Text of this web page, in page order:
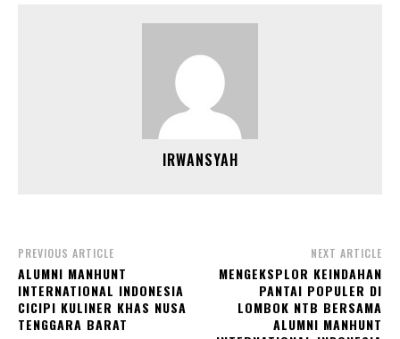
IRWANSYAH
PREVIOUS ARTICLE
ALUMNI MANHUNT
INTERNATIONAL INDONESIA
CICIPI KULINER KHAS NUSA
TENGGARA BARAT
NEXT ARTICLE
MENGEKSPLOR KEINDAHAN
PANTAI POPULER DI
LOMBOK NTB BERSAMA
ALUMNI MANHUNT